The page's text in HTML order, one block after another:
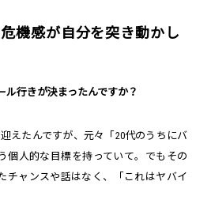
機感が自分を突き動かし
行きが決まったんですか？
えたんですが、元々「20代のうちにバ
個人的な目標を持っていて。でもその
チャンスや話はなく、「これはヤバイ